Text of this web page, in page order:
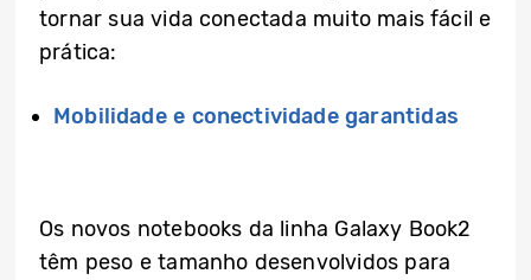
tornar sua vida conectada muito mais fácil e
prática:
Mobilidade e conectividade garantidas
Os novos notebooks da linha Galaxy Book2
têm peso e tamanho desenvolvidos para